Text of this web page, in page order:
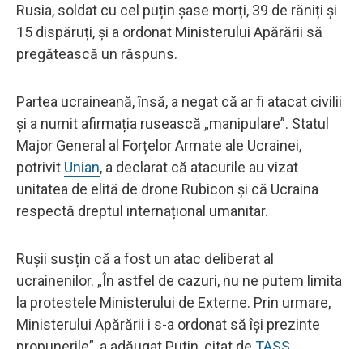
Rusia, soldat cu cel puțin șase morți, 39 de răniți și
15 dispăruți, și a ordonat Ministerului Apărării să
pregătească un răspuns.
Partea ucraineană, însă, a negat că ar fi atacat civilii
și a numit afirmația rusească „manipulare”. Statul
Major General al Forțelor Armate ale Ucrainei,
potrivit Unian, a declarat că atacurile au vizat
unitatea de elită de drone Rubicon și că Ucraina
respectă dreptul internațional umanitar.
Rușii susțin că a fost un atac deliberat al
ucrainenilor. „În astfel de cazuri, nu ne putem limita
la protestele Ministerului de Externe. Prin urmare,
Ministerului Apărării i s-a ordonat să își prezinte